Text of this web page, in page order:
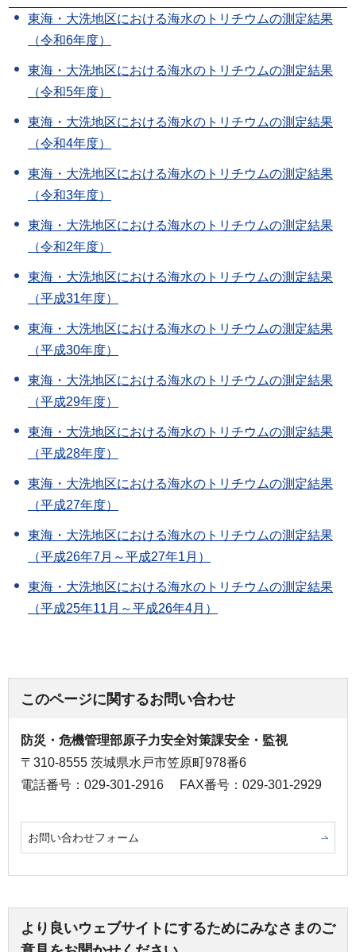
東海・大洗地区における海水のトリチウムの測定結果
（令和6年度）
東海・大洗地区における海水のトリチウムの測定結果
（令和5年度）
東海・大洗地区における海水のトリチウムの測定結果
（令和4年度）
東海・大洗地区における海水のトリチウムの測定結果
（令和3年度）
東海・大洗地区における海水のトリチウムの測定結果
（令和2年度）
東海・大洗地区における海水のトリチウムの測定結果
（平成31年度）
東海・大洗地区における海水のトリチウムの測定結果
（平成30年度）
東海・大洗地区における海水のトリチウムの測定結果
（平成29年度）
東海・大洗地区における海水のトリチウムの測定結果
（平成28年度）
東海・大洗地区における海水のトリチウムの測定結果
（平成27年度）
東海・大洗地区における海水のトリチウムの測定結果
（平成26年7月～平成27年1月）
東海・大洗地区における海水のトリチウムの測定結果
（平成25年11月～平成26年4月）
このページに関するお問い合わせ
防災・危機管理部原子力安全対策課安全・監視
〒310-8555 茨城県水戸市笠原町978番6
電話番号：029-301-2916
FAX番号：029-301-2929
お問い合わせフォーム
より良いウェブサイトにするためにみなさまのご